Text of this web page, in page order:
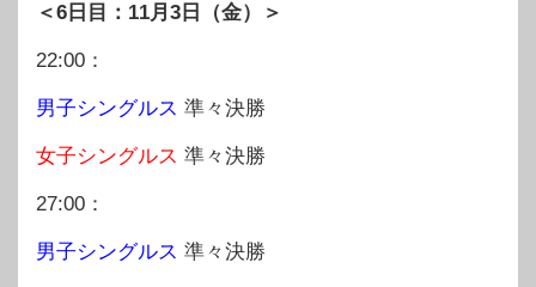
＜6日目：11月3日（金）＞
22:00：
男子シングルス 準々決勝
女子シングルス 準々決勝
27:00：
男子シングルス 準々決勝